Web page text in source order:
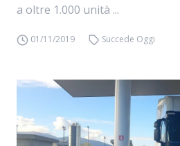
a oltre 1.000 unità ...
01/11/2019 Succede Oggi